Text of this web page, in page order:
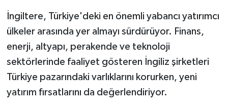
İngiltere, Türkiye'deki en önemli yabancı yatırımcı
ülkeler arasında yer almayı sürdürüyor. Finans,
enerji, altyapı, perakende ve teknoloji
sektörlerinde faaliyet gösteren İngiliz şirketleri
Türkiye pazarındaki varlıklarını korurken, yeni
yatırım fırsatlarını da değerlendiriyor.